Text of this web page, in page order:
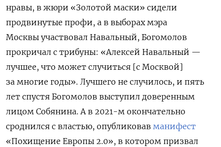
нравы, в жюри «Золотой маски» сидели
продвинутые профи, а в выборах мэра
Москвы участвовал Навальный, Богомолов
прокричал с трибуны: «Алексей Навальный —
лучшее, что может случиться [с Москвой]
за многие годы». Лучшего не случилось, и пять
лет спустя Богомолов выступил доверенным
лицом Собянина. А в 2021-м окончательно
сроднился с властью, опубликовав манифест
«Похищение Европы 2.0», в котором призвал